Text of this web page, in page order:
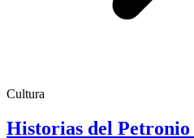
Cultura
Historias del